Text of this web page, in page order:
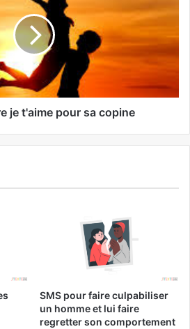
je t'aime pour sa copine
SMS pour faire culpabiliser
un homme et lui faire
regretter son comportement